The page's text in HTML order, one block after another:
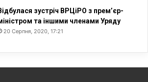
зустріч ВРЦіРО з прем’єр-
та іншими членами Уряду
20 Серпня, 2020, 17:21